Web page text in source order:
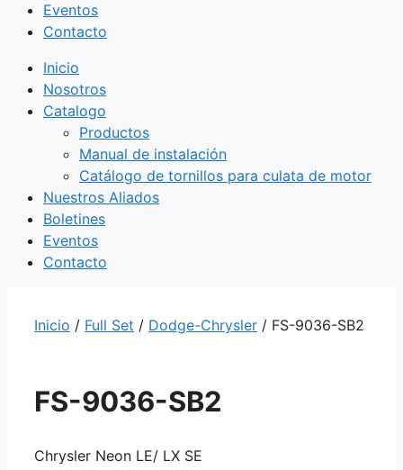
Eventos
Contacto
Inicio
Nosotros
Catalogo
Productos
Manual de instalación
Catálogo de tornillos para culata de motor
Nuestros Aliados
Boletines
Eventos
Contacto
Inicio / Full Set / Dodge-Chrysler / FS-9036-SB2
FS-9036-SB2
Chrysler Neon LE/ LX SE